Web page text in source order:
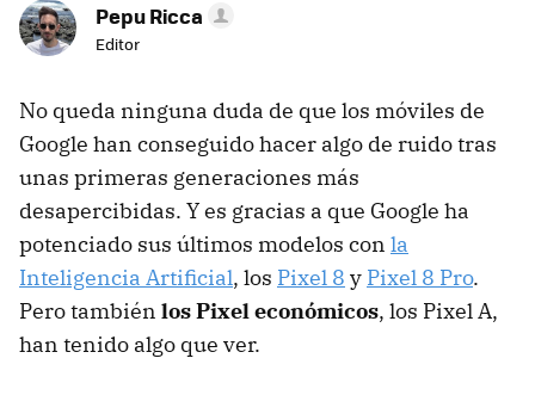
Pepu Ricca
Editor
No queda ninguna duda de que los móviles de
Google han conseguido hacer algo de ruido tras
unas primeras generaciones más
desapercibidas. Y es gracias a que Google ha
potenciado sus últimos modelos con la
Inteligencia Artificial, los Pixel 8 y Pixel 8 Pro.
Pero también los Pixel económicos, los Pixel A,
han tenido algo que ver.